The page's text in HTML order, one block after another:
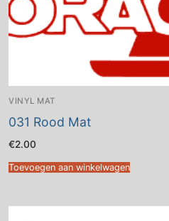
VINYL MAT
031 Rood Mat
€2.00
Toevoegen aan winkelwagen